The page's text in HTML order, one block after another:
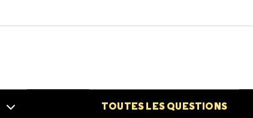
TOUTES LES QUESTIONS